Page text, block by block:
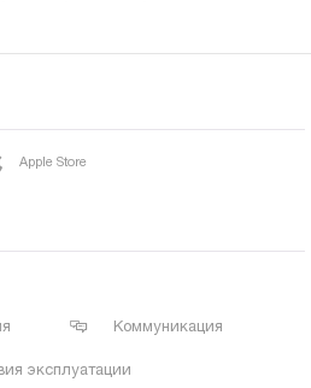
Apple Store
Коммуникация
эксплуатации